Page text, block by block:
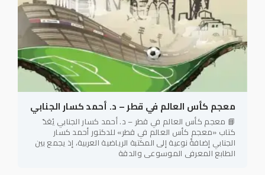
معجم كأس العالم في قطر – د. أحمد كسار الجنابي
📘 معجم كأس العالم في قطر – د. أحمد كسار الجنابي يُعَدّ
كتاب «معجم كأس العالم في قطر» للدكتور أحمد كسار
الجنابي إضافةً نوعية إلى المكتبة الرياضية العربية، إذ يجمع بين
الطابع المعرفي الموسوعي والدقة